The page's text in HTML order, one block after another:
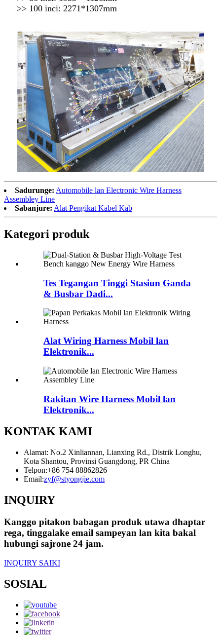
>> 100 inci: 2271*1307mm
Sadurunge: Automobile lan Electronic Wire Harness
Assembley Line
Sabanjure: Alat Pengikat Kabel Kab
Kategori produk
Tes Tegangan Tinggi Stasiun Ganda
& Busbar Dadi...
Alat Wiring Harness Mobil lan
Elektronik...
Rakitan Wire Harness Mobil lan
Elektronik...
KONTAK KAMI
Alamat: No.2 Xinliannan, Lianxing Rd., Distrik Longhu,
Kota Shantou, Provinsi Guangdong, PR China
Telpon:+86 754 88862826
Email:zyf@styongjie.com
INQUIRY
Kanggo pitakon babagan produk utawa dhaptar
rega, tinggalake email sampeyan lan kita bakal
hubungi sajrone 24 jam.
INQUIRY SAIKI
SOSIAL